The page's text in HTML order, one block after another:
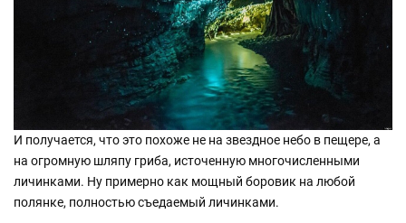
И получается, что это похоже не на звездное небо в пещере, а
на огромную шляпу гриба, источенную многочисленными
личинками. Ну примерно как мощный боровик на любой
полянке, полностью съедаемый личинками.